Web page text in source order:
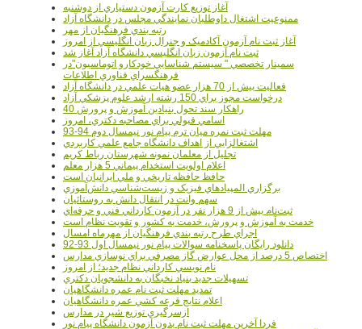
آغاز توزيع کارت آزمون دستياري از دوشنبه
ممنوعيت اشتغال داوطلبان نمايندگي مجلس در دانشگاه آزاد
رتبه بندي فرهنگيان از مهر
آغاز ثبت نام آزمون آکادميک و جنرال زبان انگليسي از امروز
ثبت نام آزمون زبان انگليسي دانشگاه آزاد آغاز شد
سمينار تخصصي " سيستم شناسايي خودکارو اتوماسيون"در
فرهنگسراي فناوري اطلاعات
فعاليت بيش از 70 هزار عضو هيات علمي در دانشگاه آزاد
درخواست مجوز براي 150 رشته ارشد علوم پزشکي آزاد
40 راهکار سند تحول بنيادين آموزش و پرورش
اسامي قبولي براي مصاحبه دکتري، امروز
مهلت ثبت نمره میان ترم پیام نور نیمسال دوم 94-93
اشتغالزايي از اهداف دانشگاه جامع علمي کاربردي
تجليل از معلمان نمونه شهرستان رباط کريم
اعلام اولويت استخدام پيماني 5 هزار معلم
حافظ حافظه تاريخي و ملي ايرانيان است
برگزاري المپيادهاي فيزيک و زيست‌شناسي دانش‌آموزي
سهم وانت در انتقال دانش به روستائيان
ثبت‌نام بيش از 9 هزار نفر در آزمون کارداني فني و حرفه‌اي
خدمت به آموزش و پرورش، خدمت به کشور و تقويت نظام است
اجراي طرح رتبه بندي فرهنگيان از مهرماه امسال
دانلود رایگان پاسخنامه سوالات پیام نور نیمسال اول 93-92
اختصاص 5 درصد از محل عوارض گاز مصرفي براي نوسازي مدارس
نام نويسي کارداني نظام جديد؛ از امروز
تسهيلات جديد بنياد نخبگان به دانشجويان دکتري
تمديد مهلت ثبت نام عمره دانشگاهيان
اعلام نتايج قرعه کشي عمره دانشگاهيان
ازسرگيري توزيع شير در مدارس
فردا آخرین مهلت ثبت نام بدون آزمون دانشگاه پیام نور